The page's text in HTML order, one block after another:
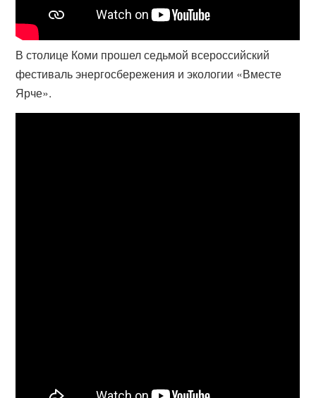
В столице Коми прошел седьмой всероссийский
фестиваль энергосбережения и экологии «Вместе
Ярче».